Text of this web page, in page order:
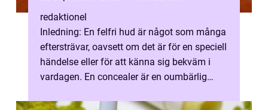
redaktionel
Inledning: En felfri hud är något som många
eftersträvar, oavsett om det är för en speciell
händelse eller för att känna sig bekväm i
vardagen. En concealer är en oumbärlig